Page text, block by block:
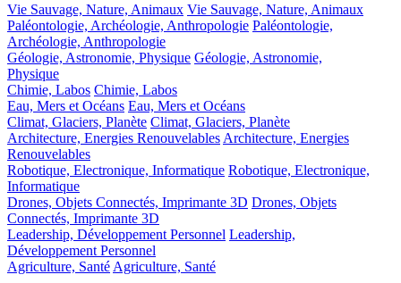
Vie Sauvage, Nature, Animaux Vie Sauvage, Nature, Animaux
Paléontologie, Archéologie, Anthropologie Paléontologie,
Archéologie, Anthropologie
Géologie, Astronomie, Physique Géologie, Astronomie,
Physique
Chimie, Labos Chimie, Labos
Eau, Mers et Océans Eau, Mers et Océans
Climat, Glaciers, Planète Climat, Glaciers, Planète
Architecture, Energies Renouvelables Architecture, Energies
Renouvelables
Robotique, Electronique, Informatique Robotique, Electronique,
Informatique
Drones, Objets Connectés, Imprimante 3D Drones, Objets
Connectés, Imprimante 3D
Leadership, Développement Personnel Leadership,
Développement Personnel
Agriculture, Santé Agriculture, Santé